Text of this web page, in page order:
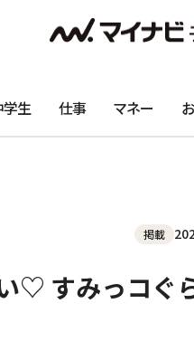
学生 仕事 マネー
掲載
♡ すみっコぐ